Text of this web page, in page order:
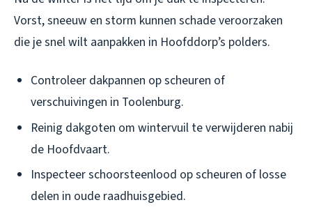
Vorst, sneeuw en storm kunnen schade veroorzaken
die je snel wilt aanpakken in Hoofddorp’s polders.
Controleer dakpannen op scheuren of
verschuivingen in Toolenburg.
Reinig dakgoten om wintervuil te verwijderen nabij
de Hoofdvaart.
Inspecteer schoorsteenlood op scheuren of losse
delen in oude raadhuisgebied.